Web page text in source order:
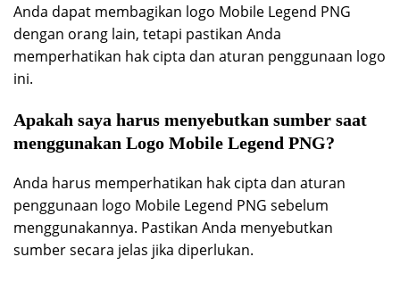
Anda dapat membagikan logo Mobile Legend PNG
dengan orang lain, tetapi pastikan Anda
memperhatikan hak cipta dan aturan penggunaan logo
ini.
Apakah saya harus menyebutkan sumber saat
menggunakan Logo Mobile Legend PNG?
Anda harus memperhatikan hak cipta dan aturan
penggunaan logo Mobile Legend PNG sebelum
menggunakannya. Pastikan Anda menyebutkan
sumber secara jelas jika diperlukan.